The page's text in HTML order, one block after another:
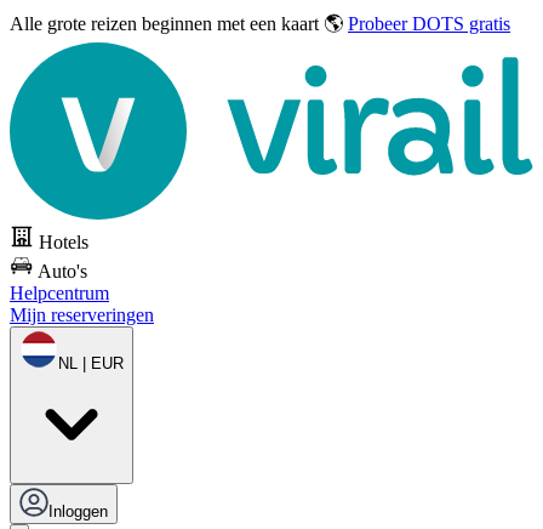
Alle grote reizen beginnen met een kaart 🌎 Probeer DOTS gratis
Hotels
Auto's
Helpcentrum
Mijn reserveringen
NL | EUR
Inloggen